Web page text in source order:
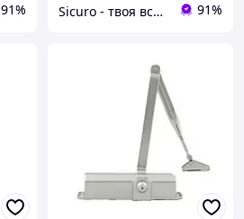
91% Sicuro - твоя вселенная комфорта и безопасности 91%